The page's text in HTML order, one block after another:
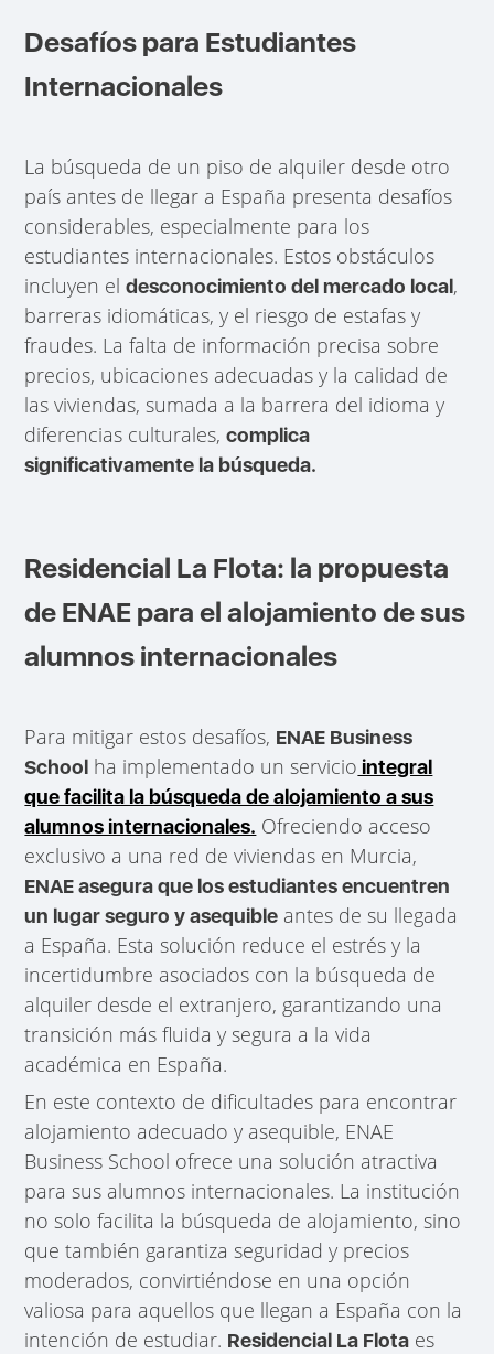
Desafíos para Estudiantes
Internacionales
La búsqueda de un piso de alquiler desde otro
país antes de llegar a España presenta desafíos
considerables, especialmente para los
estudiantes internacionales. Estos obstáculos
incluyen eldesconocimiento del mercado local,
barreras idiomáticas, y el riesgo de estafas y
fraudes. La falta de información precisa sobre
precios, ubicaciones adecuadas y la calidad de
las viviendas, sumada a la barrera del idioma y
diferencias culturales,complica
significativamente la búsqueda.
Residencial La Flota: la propuesta
de ENAE para el alojamiento de sus
alumnos internacionales
Para mitigar estos desafíos, ENAE Business
School ha implementado un servicio integral
que facilita la búsqueda de alojamiento a sus
alumnos internacionales. Ofreciendo acceso
exclusivo a una red de viviendas en Murcia,
ENAE asegura que los estudiantes encuentren
un lugar seguro y asequible antes de su llegada
a España. Esta solución reduce el estrés y la
incertidumbre asociados con la búsqueda de
alquiler desde el extranjero, garantizando una
transición más fluida y segura a la vida
académica en España.
En este contexto de dificultades para encontrar
alojamiento adecuado y asequible, ENAE
Business School ofrece una solución atractiva
para sus alumnos internacionales. La institución
no solo facilita la búsqueda de alojamiento, sino
que también garantiza seguridad y precios
moderados, convirtiéndose en una opción
valiosa para aquellos que llegan a España con la
intención de estudiar. Residencial La Flota es